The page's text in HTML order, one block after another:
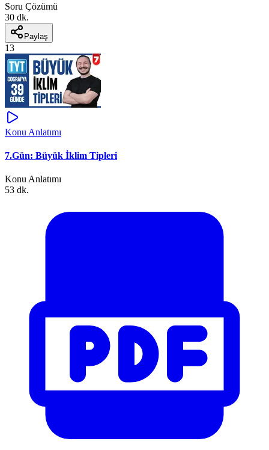
Soru Çözümü
30 dk.
Paylaş
13
Konu Anlatımı
7.Gün: Büyük İklim Tipleri
Konu Anlatımı
53 dk.